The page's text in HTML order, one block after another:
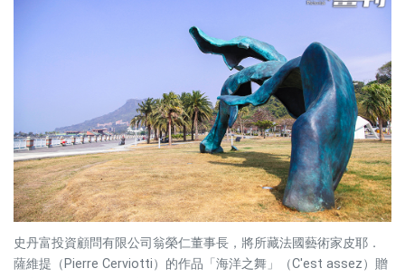
史丹富投資顧問有限公司翁榮仁董事長，將所藏法國藝術家皮耶．
薩維提（Pierre Cerviotti）的作品「海洋之舞」（C'est assez）贈